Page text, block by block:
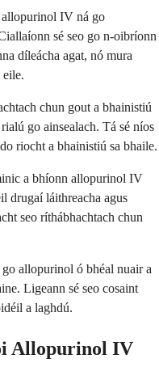
allopurinol IV ná go
sé seo go n-oibríonn
díleácha agat, nó mura
eile.
chun gout a bhainistiú
go ainsealach. Tá sé níos
riocht a bhainistiú sa bhaile.
a bhíonn allopurinol IV
drugaí láithreacha agus
seo ríthábhachtach chun
allopurinol ó bhéal nuair a
Ligeann sé seo cosaint
a laghdú.
Allopurinol IV